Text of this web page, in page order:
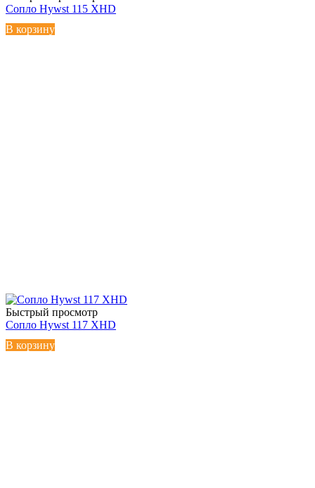
Сопло Hywst 115 XHD
В корзину
Быстрый просмотр
Сопло Hywst 117 XHD
В корзину